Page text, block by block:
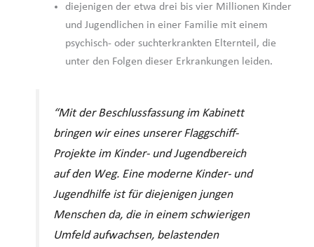
diejenigen der etwa drei bis vier Millionen Kinder
und Jugendlichen in einer Familie mit einem
psychisch- oder suchterkrankten Elternteil, die
unter den Folgen dieser Erkrankungen leiden.
“Mit der Beschlussfassung im Kabinett
bringen wir eines unserer Flaggschiff-
Projekte im Kinder- und Jugendbereich
auf den Weg. Eine moderne Kinder- und
Jugendhilfe ist für diejenigen jungen
Menschen da, die in einem schwierigen
Umfeld aufwachsen, belastenden